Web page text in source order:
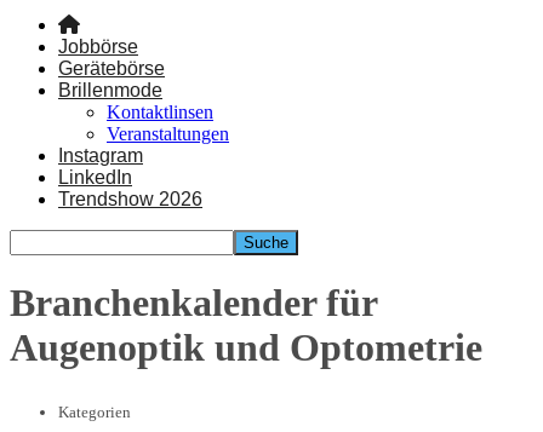
Jobbörse
Gerätebörse
Brillenmode
Kontaktlinsen
Veranstaltungen
Instagram
LinkedIn
Trendshow 2026
Branchenkalender für
Augenoptik und Optometrie
Kategorien